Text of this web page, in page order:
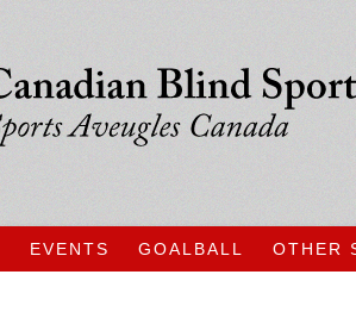
EVENTS GOALBALL OTHER